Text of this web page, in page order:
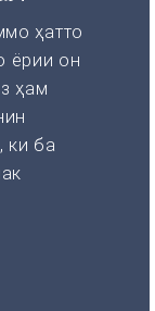
ҳатто
ёрии он
ҳам
ки ба